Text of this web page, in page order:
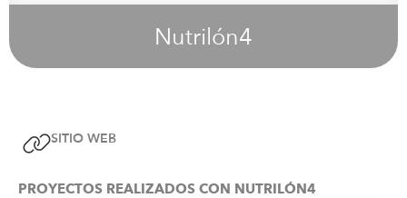
Nutrilón4
SITIO WEB
PROYECTOS REALIZADOS CON NUTRILÓN4